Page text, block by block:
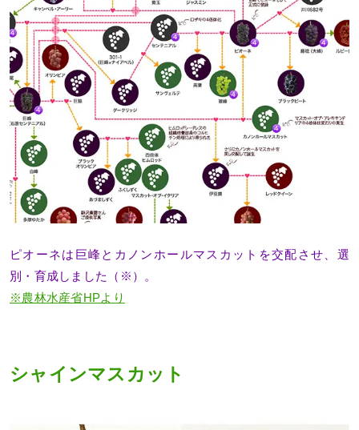
ピオーネは巨峰とカノンホールマスカットを交配させ、選
別・育成しました（※）。
※農林水産省HPより
シャインマスカット